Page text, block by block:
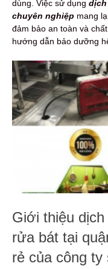
dùng. Việc sử dụng dịch
chuyên nghiệp mang
đảm bảo an toàn và
hướng dẫn bảo dưỡng
Giới thiệu
rửa bát tại
rẻ của công